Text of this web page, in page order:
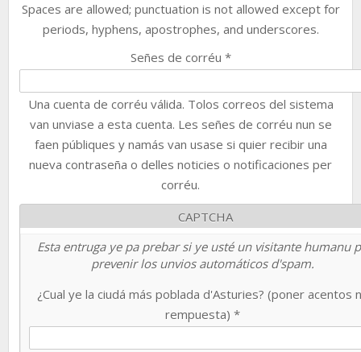
Spaces are allowed; punctuation is not allowed except for
periods, hyphens, apostrophes, and underscores.
Señes de corréu *
Una cuenta de corréu válida. Tolos correos del sistema
van unviase a esta cuenta. Les señes de corréu nun se
faen públiques y namás van usase si quier recibir una
nueva contraseña o delles noticies o notificaciones per
corréu.
CAPTCHA
Esta entruga ye pa prebar si ye usté un visitante humanu
prevenir los unvios automáticos d'spam.
¿Cual ye la ciudá más poblada d'Asturies? (poner acentos
rempuesta) *